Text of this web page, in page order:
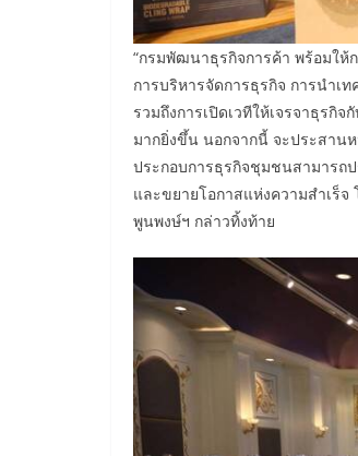
“กรมพัฒนาธุรกิจการค้า พร้อมใ
การบริหารจัดการธุรกิจ การนำเ
รวมถึงการเปิดเวทีให้เจรจาธุร
มากยิ่งขึ้น นอกจากนี้ จะประสาน
ประกอบการธุรกิจชุมชนสามารถ
และขยายโอกาสแห่งความสำเร็
พูนพงษ์ฯ กล่าวทิ้งท้าย